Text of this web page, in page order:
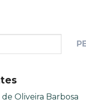
de Oliveira Barbosa